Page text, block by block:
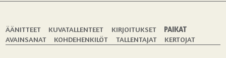
ÄÄNITTEET KUVATALLENTEET KIRJOITUKSET
PAIKAT
AVAINSANAT
KOHDEHENKILÖT TALLENTAJAT KERTOJAT